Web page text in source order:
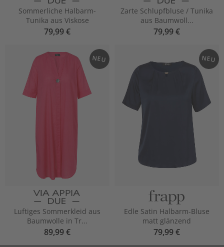
Sommerliche Halbarm-
Tunika aus Viskose
79,99 €
Zarte Schlupfbluse / Tunika
aus Baumwoll...
79,99 €
NEU
Luftiges Sommerkleid aus
Baumwolle in Tr...
89,99 €
NEU
Edle Satin Halbarm-Bluse
matt glänzend
79,99 €